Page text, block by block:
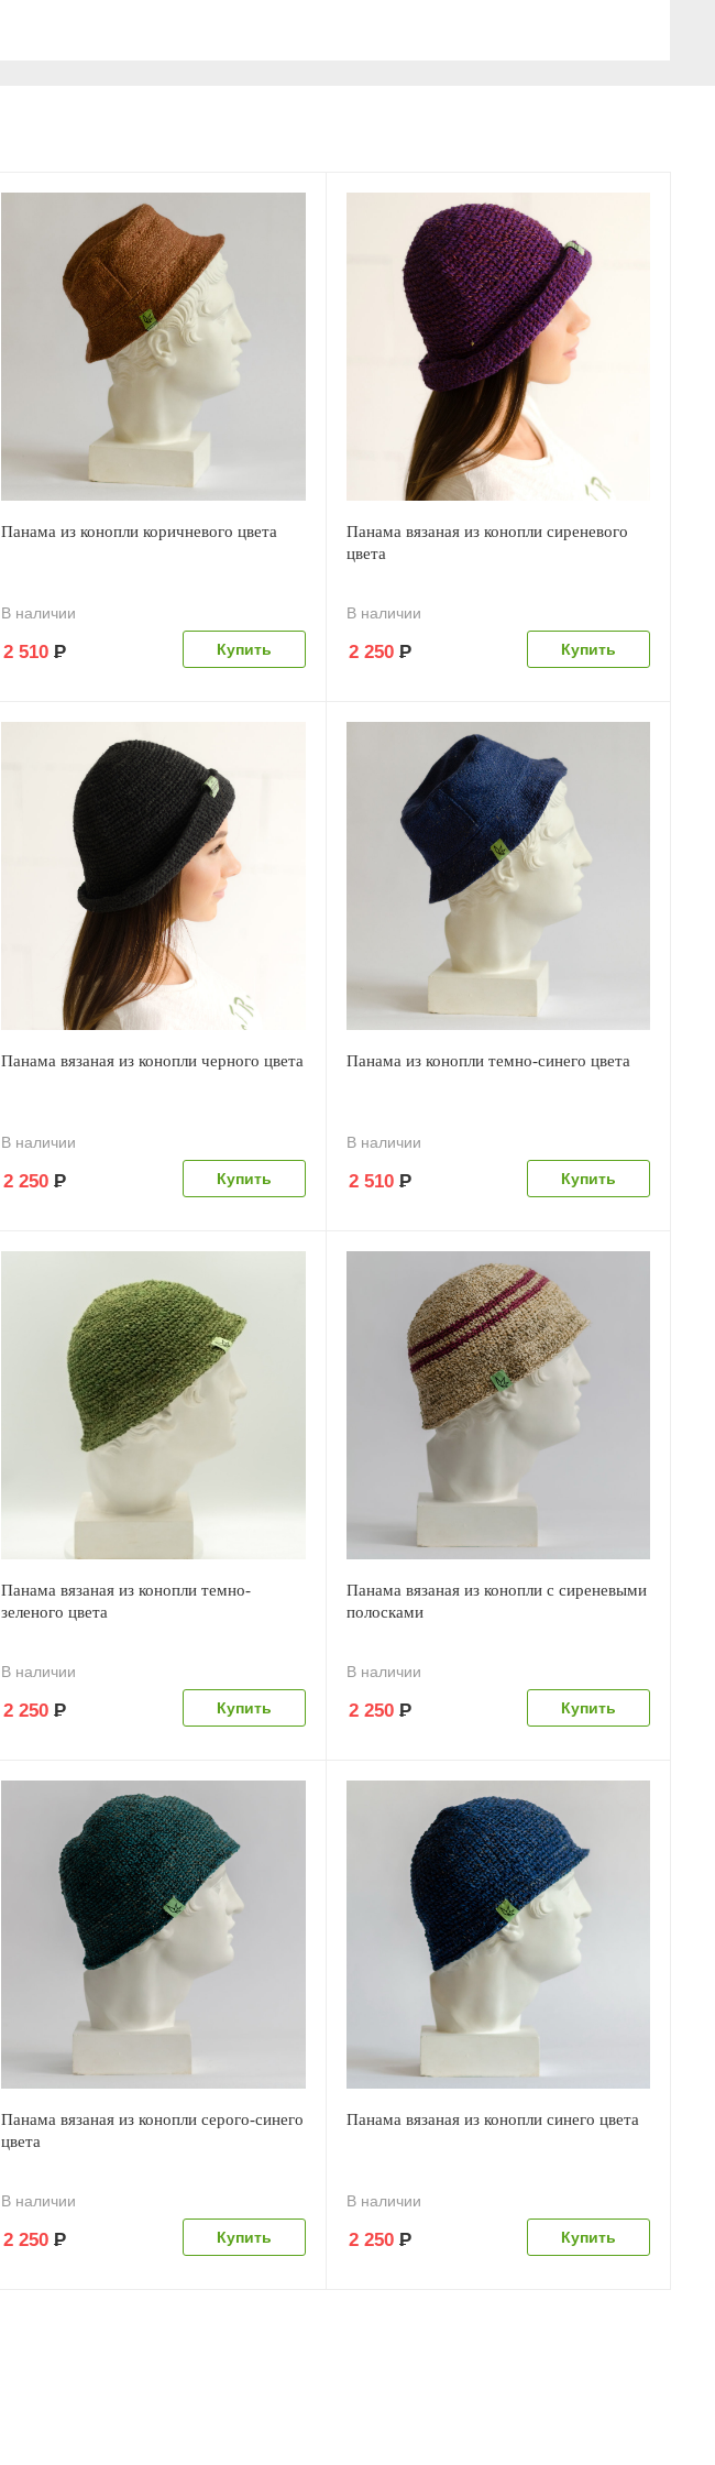
Панама из конопли коричневого цвета
В наличии
2 510 Р
Панама вязаная из конопли сиреневого
цвета
В наличии
2 250 Р
Панама вязаная из конопли черного цвета
В наличии
2 250 Р
Панама из конопли темно-синего цвета
В наличии
2 510 Р
Панама вязаная из конопли темно-
зеленого цвета
В наличии
2 250 Р
Панама вязаная из конопли с сиреневыми
полосками
В наличии
2 250 Р
Панама вязаная из конопли серого-синего
цвета
В наличии
2 250 Р
Панама вязаная из конопли синего цвета
В наличии
2 250 Р